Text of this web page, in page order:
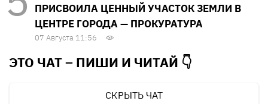
ПРИСВОИЛА ЦЕННЫЙ УЧАСТОК ЗЕМЛИ В
ЦЕНТРЕ ГОРОДА — ПРОКУРАТУРА
07 Августа 11:56
ЭТО ЧАТ – ПИШИ И ЧИТАЙ 👇
СКРЫТЬ ЧАТ